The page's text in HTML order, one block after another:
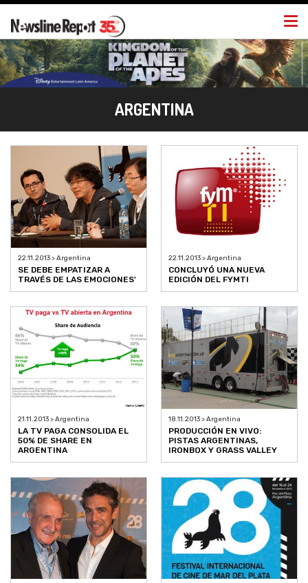
ARGENTINA
22.11.2013 > Argentina
SE DEBE EMPATIZAR A
TRAVÉS DE LAS EMOCIONES'
22.11.2013 > Argentina
CONCLUYÓ UNA NUEVA
EDICIÓN DEL FYMTI
21.11.2013 > Argentina
LA TV PAGA CONSOLIDA EL
50% DE SHARE EN
ARGENTINA
18.11.2013 > Argentina
PRODUCCIÓN EN VIVO:
PISTAS ARGENTINAS,
IRONBOX Y GRASS VALLEY